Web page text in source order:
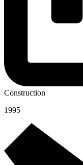
Construction
1995